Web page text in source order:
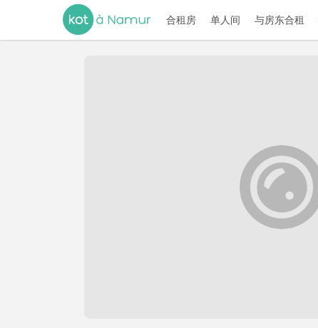
合租房 单人间 与房东合租